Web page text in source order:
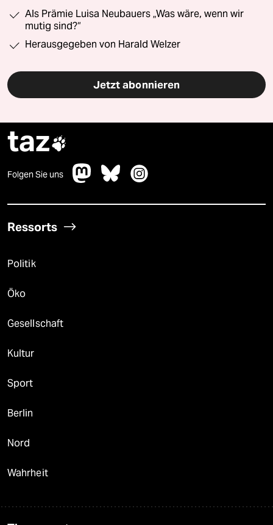
Als Prämie Luisa Neubauers „Was wäre, wenn wir
mutig sind?“
Herausgegeben von Harald Welzer
Jetzt abonnieren
taz
Folgen Sie uns
Ressorts
Politik
Öko
Gesellschaft
Kultur
Sport
Berlin
Nord
Wahrheit